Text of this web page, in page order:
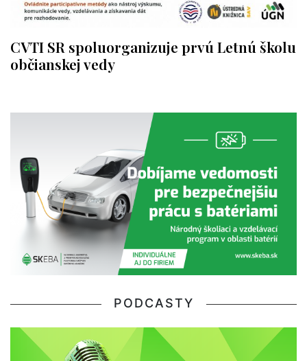
CVTI SR spoluorganizuje prvú Letnú školu
občianskej vedy
PODCASTY